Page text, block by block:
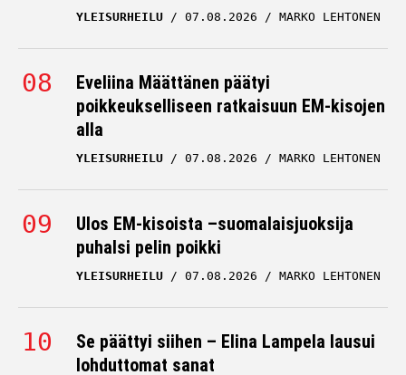
YLEISURHEILU 07.08.2026 MARKO LEHTONEN
Eveliina Määttänen päätyi
poikkeukselliseen ratkaisuun EM-kisojen
alla
YLEISURHEILU 07.08.2026 MARKO LEHTONEN
Ulos EM-kisoista –suomalaisjuoksija
puhalsi pelin poikki
YLEISURHEILU 07.08.2026 MARKO LEHTONEN
Se päättyi siihen – Elina Lampela lausui
lohduttomat sanat